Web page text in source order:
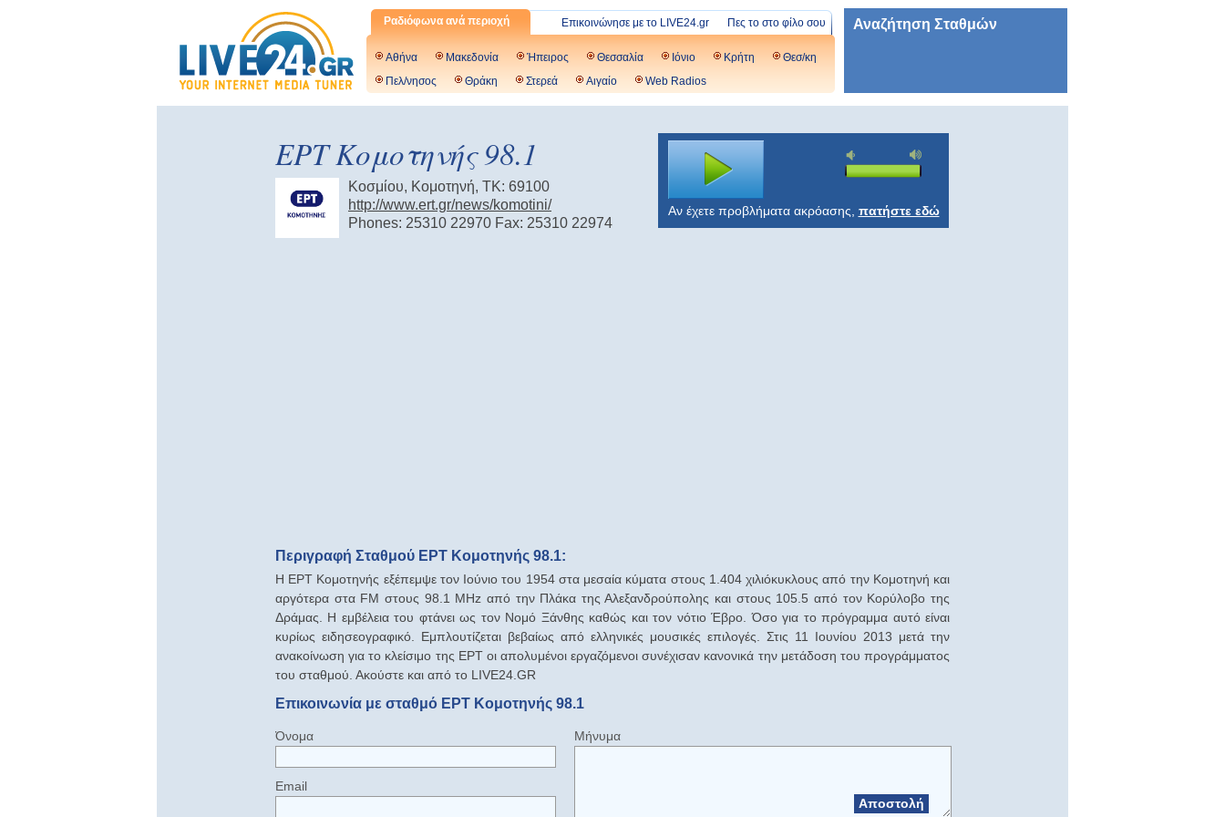
Ραδιόφωνα ανά περιοχή Πες το στο φίλο σου
Επικοινώνησε με το LIVE24.gr
Αθήνα Μακεδονία Ήπειρος Θεσσαλία Ιόνιο Κρήτη
Θεσ/κη
Πελ/νησος
Θράκη Στερεά Αιγαίο Web Radios
Αναζήτηση Σταθμών
ΕΡΤ Κομοτηνής 98.1
Κοσμίου, Κομοτηνή, TK: 69100
http://www.ert.gr/news/komotini/
Phones: 25310 22970 Fax: 25310 22974
Αν έχετε προβλήματα ακρόασης, πατήστε εδώ
Περιγραφή Σταθμού ΕΡΤ Κομοτηνής 98.1:
Η ΕΡΤ Κομοτηνής εξέπεμψε τον Ιούνιο του 1954 στα μεσαία κύματα στους 1.404 χιλιόκυκλους από την Κομοτηνή και
αργότερα στα FM στους 98.1 MHz από την Πλάκα της Αλεξανδρούπολης και στους 105.5 από τον Κορύλοβο της
Δράμας. Η εμβέλεια του φτάνει ως τον Νομό Ξάνθης καθώς και τον νότιο Έβρο. Όσο για το πρόγραμμα αυτό είναι
κυρίως ειδησεογραφικό. Εμπλουτίζεται βεβαίως από ελληνικές μουσικές επιλογές. Στις 11 Ιουνίου 2013 μετά την
ανακοίνωση για το κλείσιμο της ΕΡΤ οι απολυμένοι εργαζόμενοι συνέχισαν κανονικά την μετάδοση του προγράμματος
του σταθμού. Ακούστε και από το LIVE24.GR
Επικοινωνία με σταθμό ΕΡΤ Κομοτηνής 98.1
Όνομα
Email
Μήνυμα
Αποστολή